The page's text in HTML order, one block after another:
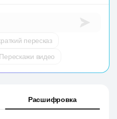
пересказ
Перескажи видео
Расшифровка